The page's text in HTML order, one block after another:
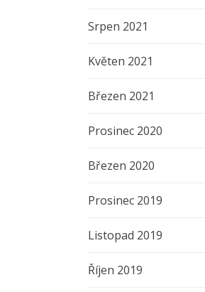
Srpen 2021
Květen 2021
Březen 2021
Prosinec 2020
Březen 2020
Prosinec 2019
Listopad 2019
Říjen 2019